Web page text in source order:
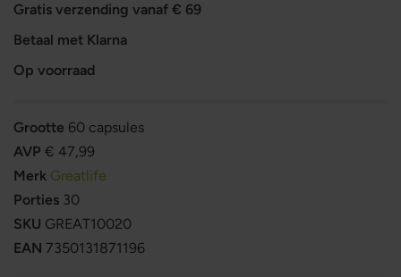
Gratis verzending vanaf € 69
Betaal met Klarna
Op voorraad
Grootte 60 capsules
AVP € 47,99
Merk Greatlife
Porties 30
SKU GREAT10020
EAN 7350131871196